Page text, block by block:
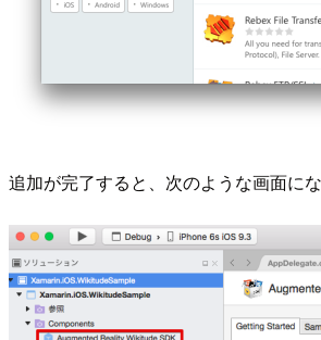
追加が完了すると、次のような画面にな